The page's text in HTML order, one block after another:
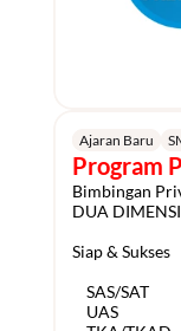
Ajaran Baru
Program
Bimbingan
DUA DIMENSI
Siap & Sukses